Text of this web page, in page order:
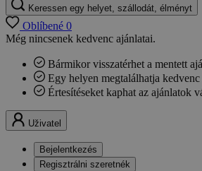
Keressen egy helyet, szállodát, élményt
Oblíbené 0
Még nincsenek kedvenc ajánlatai.
Bármikor visszatérhet a mentett
Egy helyen megtalálhatja
Értesítéseket kaphat az ajánlatok
Uživatel
Bejelentkezés
Regisztrálni szeretnék